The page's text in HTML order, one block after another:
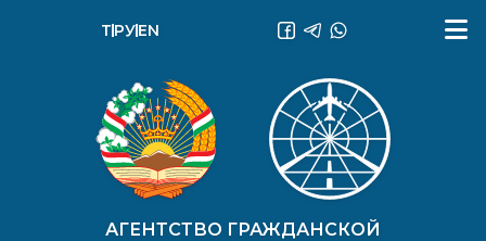
АГЕНТСТВО ГРАЖДАНСКОЙ
ТҶ РУEN